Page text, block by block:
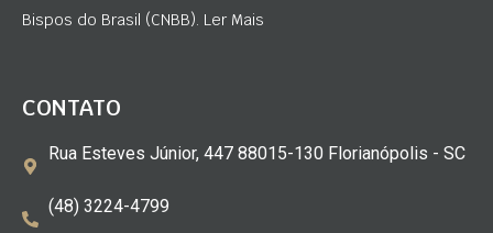
Bispos do Brasil (CNBB). Ler Mais
CONTATO
Rua Esteves Júnior, 447 88015-130 Florianópolis - SC
(48) 3224-4799